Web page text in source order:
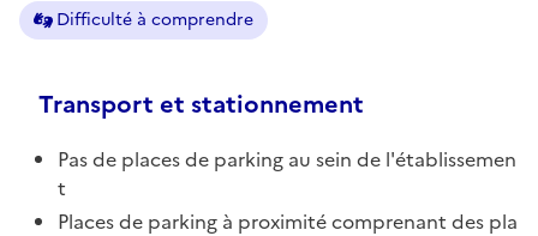
Difficulté à comprendre
Transport et stationnement
Pas de places de parking au sein de l'établissemen
t
Places de parking à proximité comprenant des pla